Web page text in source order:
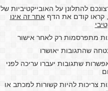
להתלונן על האובייקטיביות של
קראו קודם את הדףאתר זה אינו
מתפרסמות רק לאחר אישור
שהתגובות יאושרו
שתגובות יעברו עריכה לפני
צריכות להיות קשורות למכתב או